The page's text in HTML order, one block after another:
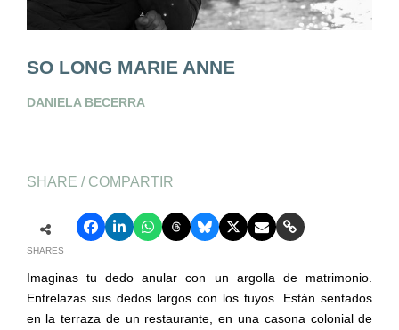
SO LONG MARIE ANNE
DANIELA BECERRA
SHARE / COMPARTIR
SHARES
Imaginas tu dedo anular con un argolla de matrimonio.
Entrelazas sus dedos largos con los tuyos. Están sentados
en la terraza de un restaurante, en una casona colonial de